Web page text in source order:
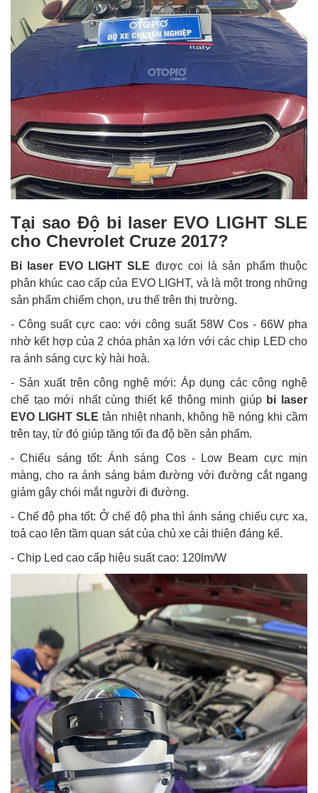
Tại sao Độ bi laser EVO LIGHT SLE
cho Chevrolet Cruze 2017?
Bi laser EVO LIGHT SLE được coi là sản phẩm thuộc
phân khúc cao cấp của EVO LIGHT, và là một trong những
sản phẩm chiếm chọn, ưu thế trên thị trường.
- Công suất cực cao: với công suất 58W Cos - 66W pha
nhờ kết hợp của 2 chóa phản xạ lớn với các chip LED cho
ra ánh sáng cực kỳ hài hoà.
- Sản xuất trên công nghệ mới: Áp dụng các công nghệ
chế tạo mới nhất cùng thiết kế thông minh giúp bi laser
EVO LIGHT SLE tản nhiệt nhanh, không hề nóng khi cầm
trên tay, từ đó giúp tăng tối đa độ bền sản phẩm.
- Chiếu sáng tốt: Ánh sáng Cos - Low Beam cực mịn
màng, cho ra ánh sáng bám đường với đường cắt ngang
giảm gây chói mắt người đi đường.
- Chế độ pha tốt: Ở chế độ pha thì ánh sáng chiếu cực xa,
toả cao lên tầm quan sát của chủ xe cải thiện đáng kể.
- Chip Led cao cấp hiệu suất cao: 120lm/W